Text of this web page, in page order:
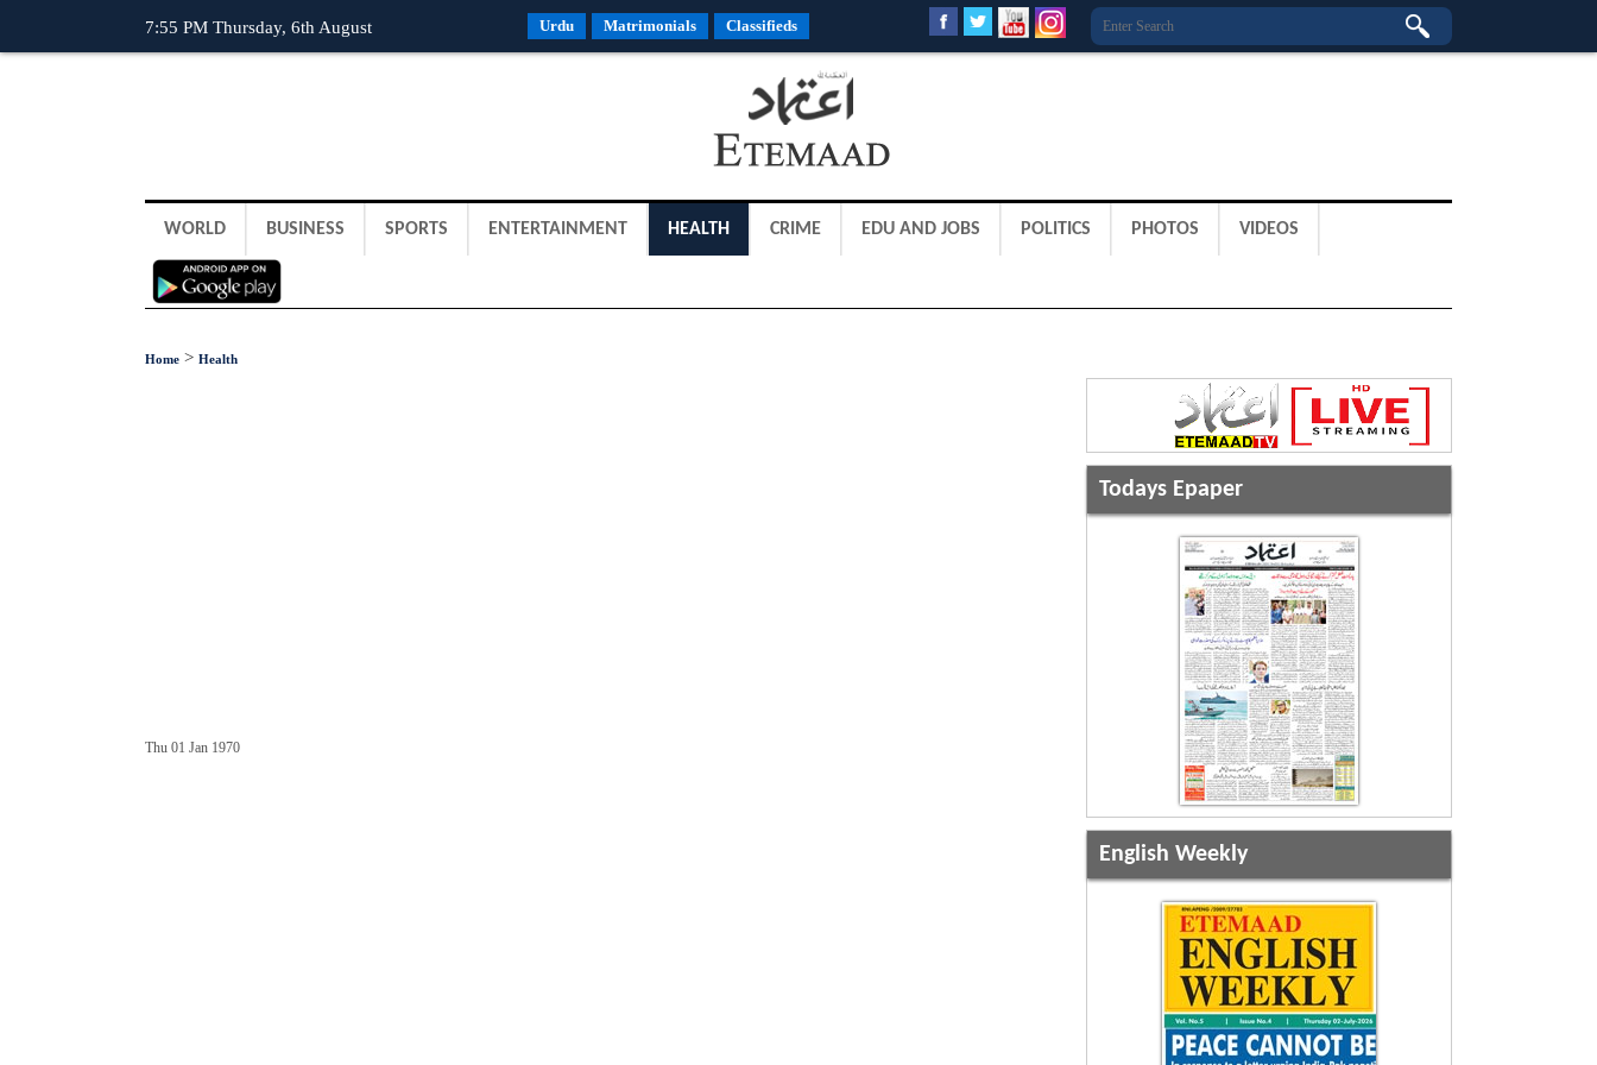
7:55 PM Thursday, 6th August Urdu Matrimonials Classifieds
WORLD BUSINESS SPORTS ENTERTAINMENT HEALTH CRIME EDU AND JOBS POLITICS PHOTOS VIDEOS
Home > Health
Thu 01 Jan 1970
Todays Epaper
English Weekly